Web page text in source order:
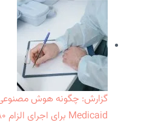
گزارش: چگونه هوش
Medicaid برای اجرای الزام ۸۰ ساعته کار کمک کند